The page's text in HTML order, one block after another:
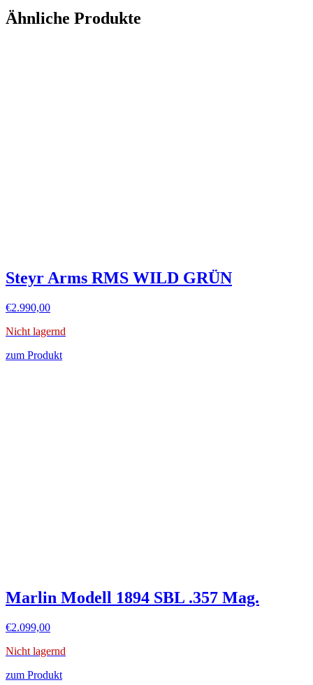
Ähnliche Produkte
Steyr Arms RMS WILD GRÜN
€2.990,00
Nicht lagernd
zum Produkt
Marlin Modell 1894 SBL .357 Mag.
€2.099,00
Nicht lagernd
zum Produkt